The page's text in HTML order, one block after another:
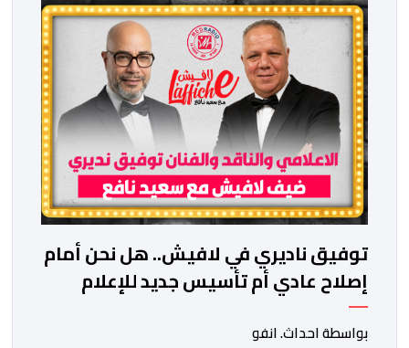
توفيق ناديري في لافيش.. هل نحن أمام
إصلاح عادي أم تأسيس جديد للإعلام
المغربي؟
بواسطة احداث. انفو